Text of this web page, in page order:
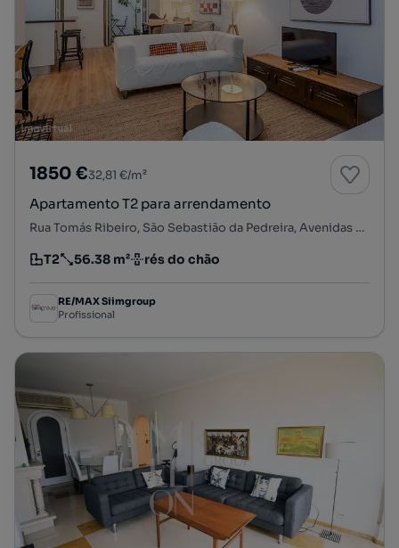
1850 €32,81 €/m²
Apartamento T2 para arrendamento
Rua Tomás Ribeiro, São Sebastião da Pedreira, Avenidas Novas, Lisboa, Lisboa
Tipologia
T2
Preço por metro quadrado
56.38 m²
Andar rés do chão
RE/MAX Siimgroup
Profissional